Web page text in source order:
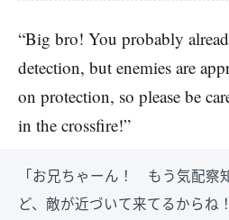
“Big bro! You probably
detection, but enemies are
on protection, so please be
in the crossfire!”
「お兄ちゃーん！ もう気配察
ど、敵が近づいて来てるから